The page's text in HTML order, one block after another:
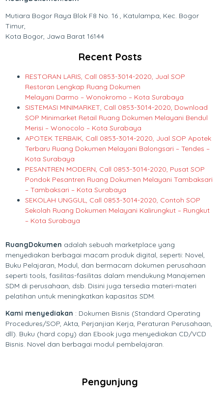
Mutiara Bogor Raya Blok F8 No. 16 , Katulampa, Kec. Bogor
Timur,
Kota Bogor, Jawa Barat 16144
Recent Posts
RESTORAN LARIS, Call 0853-3014-2020, Jual SOP
Restoran Lengkap Ruang Dokumen
Melayani Darmo – Wonokromo – Kota Surabaya
SISTEMASI MINIMARKET, Call 0853-3014-2020, Download
SOP Minimarket Retail Ruang Dokumen Melayani Bendul
Merisi – Wonocolo – Kota Surabaya
APOTEK TERBAIK, Call 0853-3014-2020, Jual SOP Apotek
Terbaru Ruang Dokumen Melayani Balongsari – Tendes –
Kota Surabaya
PESANTREN MODERN, Call 0853-3014-2020, Pusat SOP
Pondok Pesantren Ruang Dokumen Melayani Tambaksari
– Tambaksari – Kota Surabaya
SEKOLAH UNGGUL, Call 0853-3014-2020, Contoh SOP
Sekolah Ruang Dokumen Melayani Kalirungkut – Rungkut
– Kota Surabaya
RuangDokumen adalah sebuah marketplace yang
menyediakan berbagai macam produk digital, seperti: Novel,
Buku Pelajaran, Modul, dan bermacam dokumen perusahaan
seperti tools, fasilitas-fasilitas dalam mendukung Manajemen
SDM di perusahaan, dsb. Disini juga tersedia materi-materi
pelatihan untuk meningkatkan kapasitas SDM.
Kami menyediakan : Dokumen Bisnis (Standard Operating
Procedures/SOP, Akta, Perjanjian Kerja, Peraturan Perusahaan,
dll). Buku (hard copy) dan Ebook juga menyediakan CD/VCD
Bisnis. Novel dan berbagai modul pembelajaran.
Pengunjung